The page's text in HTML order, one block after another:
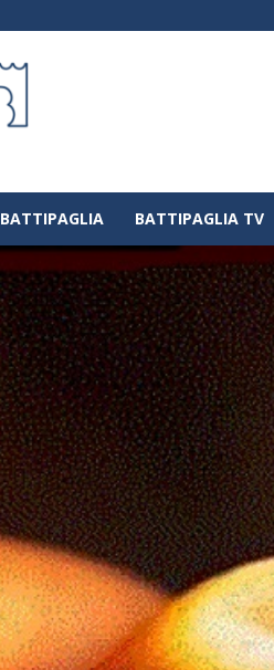
BATTIPAGLIA BATTIPAGLIA TV